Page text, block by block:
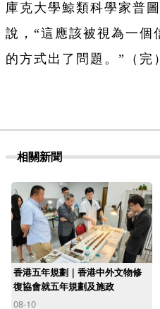
庫克大學鯨類科學家普
說，“這應該被視為一個
的方式出了問題。”（完）
相關新聞
香港五年規劃｜香港中外文物修
復協會就五年規劃及施政
08-10